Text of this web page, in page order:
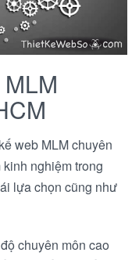
web MLM chuyên
nghiệm trong
lựa chọn cũng như
chuyên môn cao